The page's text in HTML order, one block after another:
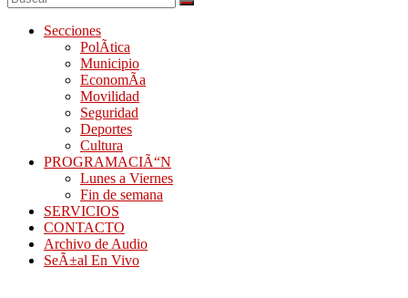
Secciones
PolÃ­tica
Municipio
EconomÃ­a
Movilidad
Seguridad
Deportes
Cultura
PROGRAMACIÃ“N
Lunes a Viernes
Fin de semana
SERVICIOS
CONTACTO
Archivo de Audio
SeÃ±al En Vivo